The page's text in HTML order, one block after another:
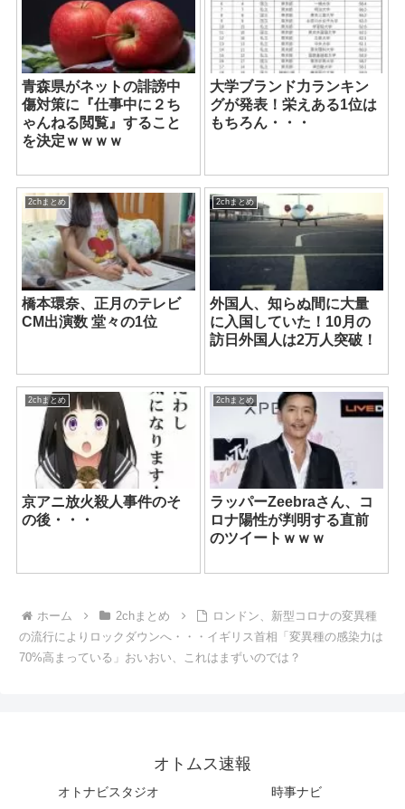
青森県がネットの誹謗中
傷対策に『仕事中に２ち
ゃんねる閲覧』すること
を決定ｗｗｗｗ
大学ブランド力ランキン
グが発表！栄えある1位は
もちろん・・・
2chまとめ
橋本環奈、正月のテレビ
CM出演数 堂々の1位
2chまとめ
外国人、知らぬ間に大量
に入国していた！10月の
訪日外国人は2万人突破！
2chまとめ
京アニ放火殺人事件のそ
の後・・・
2chまとめ
ラッパーZeebraさん、コ
ロナ陽性が判明する直前
のツイートｗｗｗ
ホーム 2chまとめ
ロンドン、新型コロナの変異種
の流行によりロックダウンへ・・・イギリス首相「変異種の感染力は
70%高まっている」おいおい、これはまずいのでは？
オトムス速報
オトナビスタジオ 時事ナビ